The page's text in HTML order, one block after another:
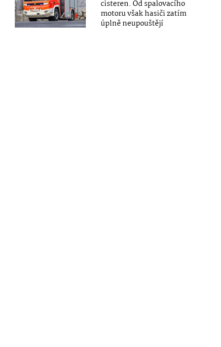
cisteren. Od spalovacího
motoru však hasiči zatím
úplně neupouštějí